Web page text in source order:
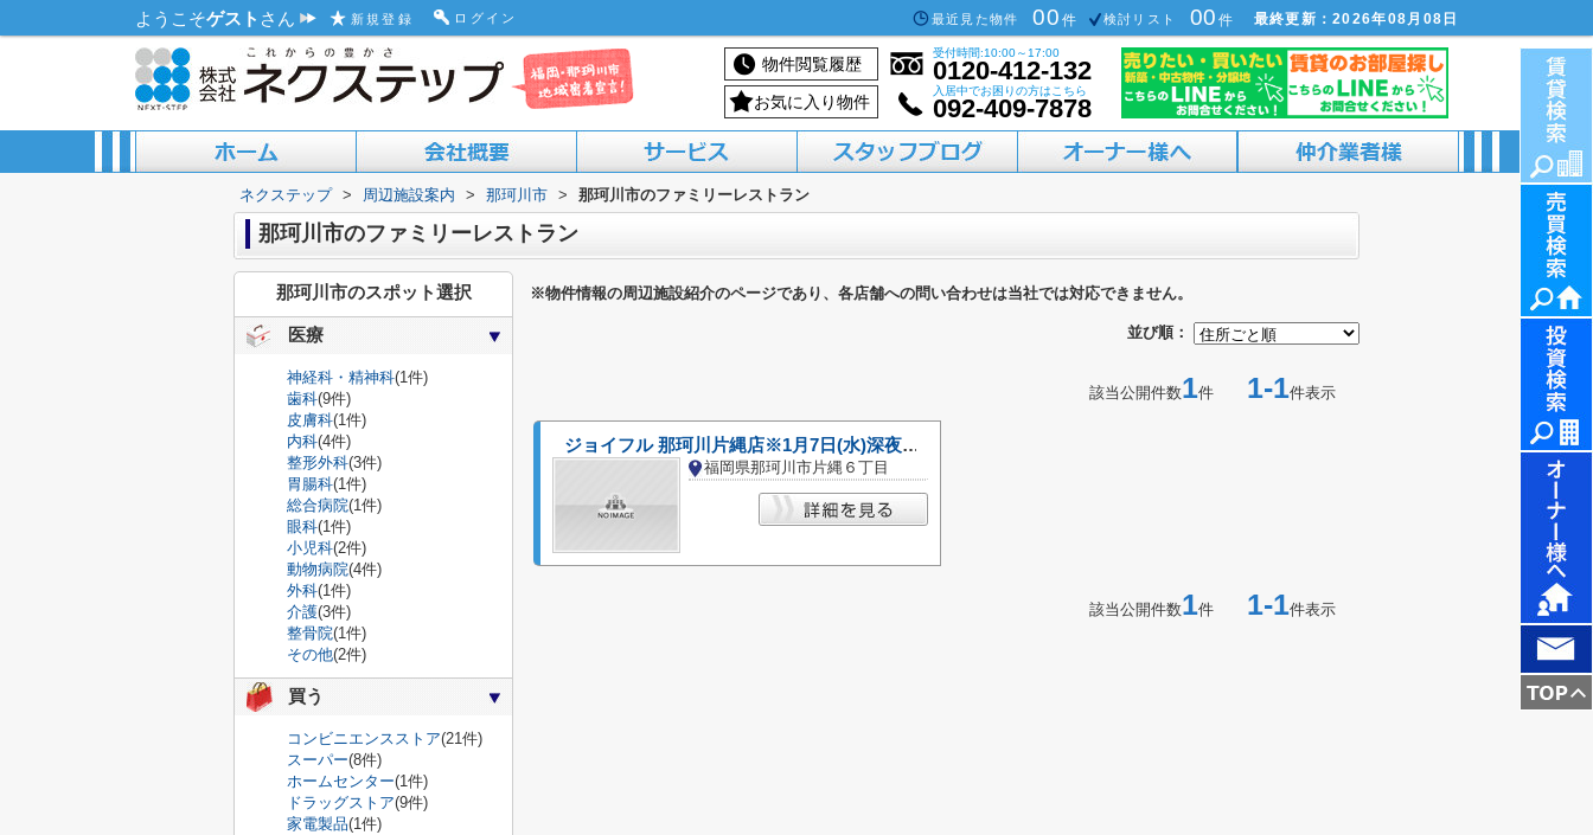
ようこそゲスト さん 新規登録 ログイン 最近見た物件 00 件 検討リスト 00 件 最終更新：2026年08月08日
物件閲覧履歴
受付時間:10:00～17:00
0120-412-132
お気に入り物件
入居中でお困りの方はこちら
092-409-7878
ABOUT US
ACCESS MAP 買いたい方へ
借りたい方へ
売りたい方へ
貸したい方へ
活用したい方へ
ネクステップ > 周辺施設案内 > 那珂川市 > 那珂川市のファミリーレストラン
那珂川市のファミリーレストラン
※物件情報の周辺施設紹介のページであり、各店舗への問い合わせは当社では対応できません。
並び順：
該当公開件数1件 1-1件表示
ジョイフル 那珂川片縄店※1月7日(水)深夜0:00-深夜4:00は臨時休業
福岡県那珂川市片縄６丁目
該当公開件数1件 1-1件表示
那珂川市のスポット選択
医療
神経科・精神科(1件)
歯科(9件)
皮膚科(1件)
内科(4件)
整形外科(3件)
胃腸科(1件)
総合病院(1件)
眼科(1件)
小児科(2件)
動物病院(4件)
外科(1件)
介護(3件)
整骨院(1件)
その他(2件)
買う
コンビニエンスストア(21件)
スーパー(8件)
ホームセンター(1件)
ドラッグストア(9件)
家電製品(1件)